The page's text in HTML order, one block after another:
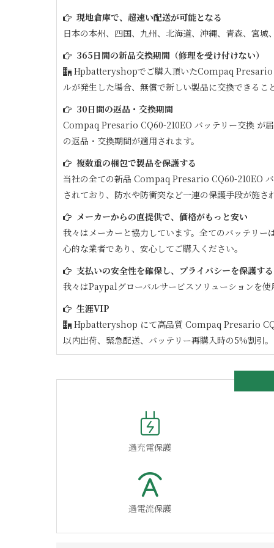
現地倉庫で、超速い配送が可能となる
日本の本州、四国、九州、北海道、沖縄、青森、宮
365日間の新品交換期間（修理を受け付けない）
Hpbatteryshopでご購入頂いたCompaq Presario
ルが発生した場合、無償で新しい製品に交換できるこ
30日間の返品・交換期間
Compaq Presario CQ60-210EO バッテリー交換 が
の返品・交換期間が適用されます。
複数重の梱包で製品を保護する
当社の全ての新品 Compaq Presario CQ60-210EO
されており、防水や防衝突など一連の保護手段が施
メーカーからの直提供で、価格がもっと安い
我々はメーカーと協力しています。全てのバッテリ
心的な業者であり、安心してご購入ください。
支払いの安全性を確保し、プライバシーを保護する
我々はPaypalグローバルサービスソリューションを
生涯VIP
Hpbatteryshop にて高品質 Compaq Presario
以内出荷、緊急配送、バッテリー再購入時の5%割引。
過充電保護
過電流保護